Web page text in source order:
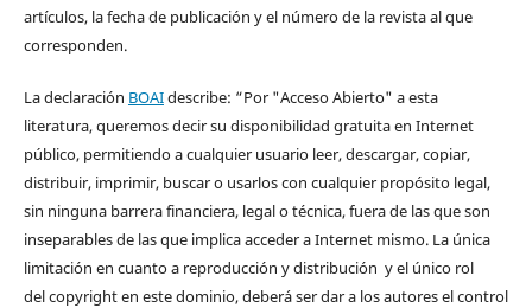
artículos, la fecha de publicación y el número de la revista al que
corresponden.
La declaración BOAIdescribe: “Por "Acceso Abierto" a esta
literatura, queremos decir su disponibilidad gratuita en Internet
público, permitiendo a cualquier usuario leer, descargar, copiar,
distribuir, imprimir, buscar o usarlos con cualquier propósito legal,
sin ninguna barrera financiera, legal o técnica, fuera de las que son
inseparables de las que implica acceder a Internet mismo. La única
limitación en cuanto a reproducción y distribución y el único rol
del copyright en este dominio, deberá ser dar a los autores el control